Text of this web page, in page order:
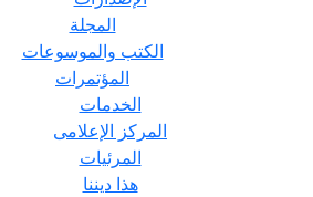
المجلة
الكتب والموسوعات
المؤتمرات
الخدمات
المركز الإعلامى
المرئيات
هذا ديننا